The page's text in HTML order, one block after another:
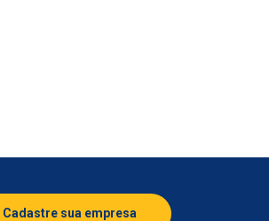
Cadastre sua empresa